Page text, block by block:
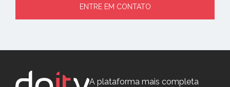
ENTRE EM CONTATO
A plataforma mais completa